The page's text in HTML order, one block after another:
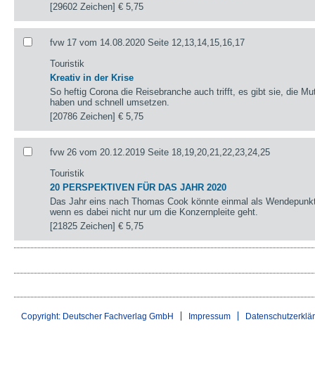
[29602 Zeichen]€ 5,75
fvw 17 vom 14.08.2020 Seite 12,13,14,15,16,17
Touristik
Kreativ in der Krise
So heftig Corona die Reisebranche auch trifft, es gibt sie, die
haben und schnell umsetzen.
[20786 Zeichen]€ 5,75
fvw 26 vom 20.12.2019 Seite 18,19,20,21,22,23,24,25
Touristik
20 PERSPEKTIVEN FÜR DAS JAHR 2020
Das Jahr eins nach Thomas Cook könnte einmal als
wenn es dabei nicht nur um die Konzernpleite geht.
[21825 Zeichen]€ 5,75
Copyright: Deutscher Fachverlag GmbH Impressum